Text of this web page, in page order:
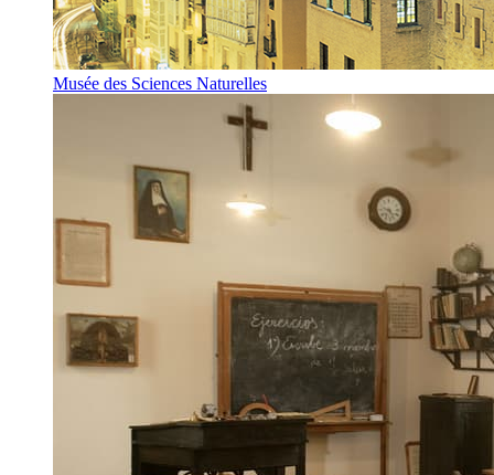
Musée des Sciences Naturelles